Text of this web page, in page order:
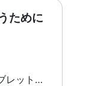
ために
ドーパミン中毒、スマホ・タブレット依存、ネット・SNS依存 小学生、中学生以来の問題で、とにかくネットを見過ぎてしまう。子供の頃から普通にノートPCがあったから、放課後はいつもネットサーフィンをしていた。スマホが普及してさらに拍車をかけた。今でもまだ抜けきっていない。 近年、ドーパミン中毒という言葉をネットで頻繁に見かけるようになった。「ドーパミン中毒が人生を破壊する」というような不安を煽る言説もよく見かける。ドーパミン中毒とどう向き合うべきだろうか？